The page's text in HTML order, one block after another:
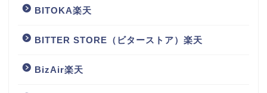
BITOKA楽天
BITTER STORE（ビターストア）楽天
BizAir楽天